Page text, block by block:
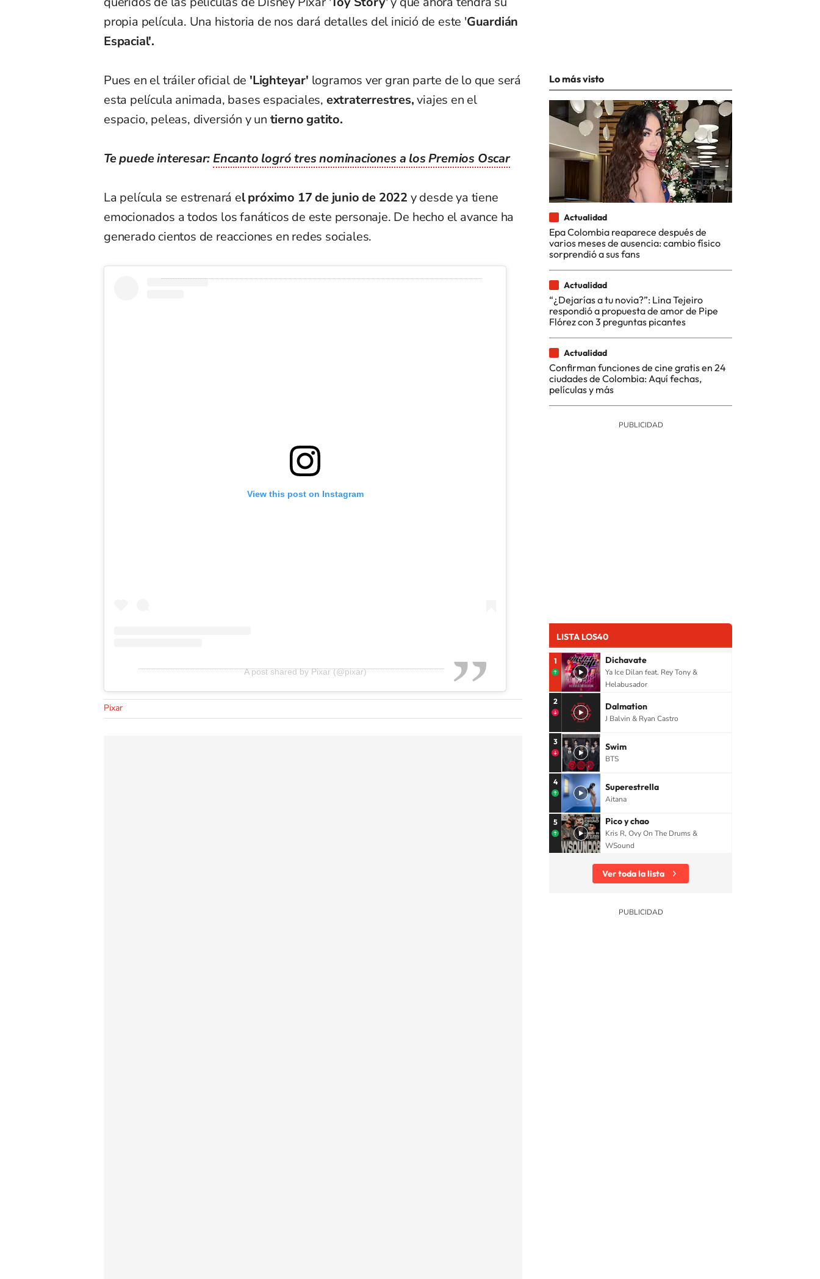
propia película. Una historia de nos dará detalles del inició de este 'Guardián
Espacial'.
Pues en el tráiler oficial de 'Lighteyar' logramos ver gran parte de lo que será
esta película animada, bases espaciales, extraterrestres,viajes en el
espacio, peleas, diversión y un tierno gatito.
Te puede interesar:Encanto logró tres nominaciones a los Premios Oscar
La película se estrenará el próximo 17 de junio de 2022 y desde ya tiene
emocionados a todos los fanáticos de este personaje. De hecho el avance ha
generado cientos de reacciones en redes sociales.
View this post on Instagram
A post shared by Pixar (@pixar)
Pixar
Lo más visto
Actualidad
Epa Colombia reaparece después de
varios meses de ausencia: cambio físico
sorprendió a sus fans
Actualidad
“¿Dejarías a tu novia?”: Lina Tejeiro
respondió a propuesta de amor de Pipe
Flórez con 3 preguntas picantes
Actualidad
Confirman funciones de cine gratis en 24
ciudades de Colombia: Aquí fechas,
películas y más
LISTA LOS40
1 Dichavate
Ya Ice Dilan feat. Rey Tony &
Helabusador
2 Dalmation
J Balvin & Ryan Castro
3 Swim
BTS
4 Superestrella
Aitana
5 Pico y chao
Kris R, Ovy On The Drums &
WSound
Ver toda la lista